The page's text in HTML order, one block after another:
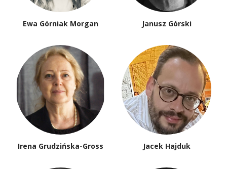
Ewa Górniak Morgan Janusz Górski
Irena Grudzińska-Gross Jacek Hajduk